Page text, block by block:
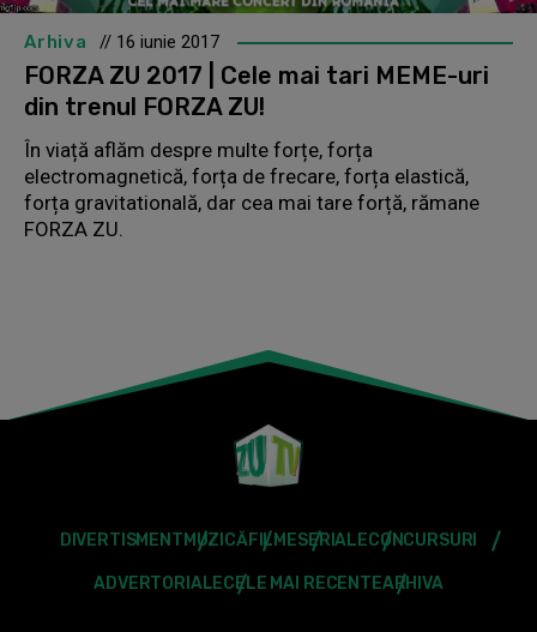
Arhiva // 16 iunie 2017
FORZA ZU 2017 | Cele mai tari MEME-uri
din trenul FORZA ZU!
În viață aflăm despre multe forțe, forța
electromagnetică, forța de frecare, forța elastică,
forța gravitatională, dar cea mai tare forță, rămane
FORZA ZU.
DIVERTISMENT MUZICĂFILMESERIALECONCURSURI
ADVERTORIALECELE MAI RECENTEARHIVA